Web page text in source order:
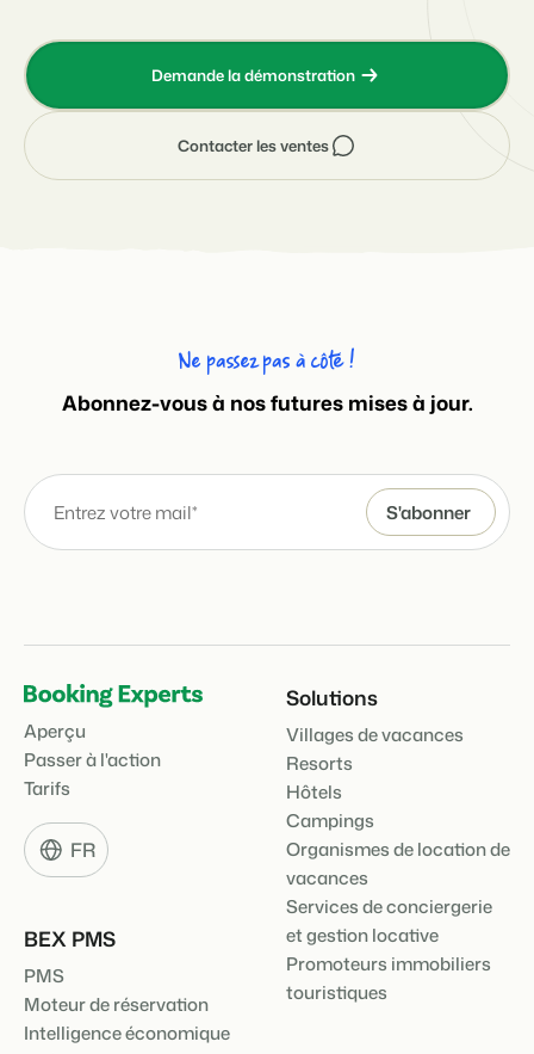
Contacter les ventes
Demande la démonstration
Ne passez pas à côté !
Abonnez-vous à nos futures mises à jour.
Aperçu
Passer à l'action
Tarifs
FR
BEX PMS
PMS
Moteur de réservation
Intelligence économique
Solutions
Villages de vacances
Resorts
Hôtels
Campings
Organismes de location de
vacances
Services de conciergerie
et gestion locative
Promoteurs immobiliers
touristiques